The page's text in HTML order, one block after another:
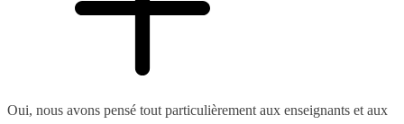
Oui, nous avons pensé tout particulièrement aux enseignants et aux